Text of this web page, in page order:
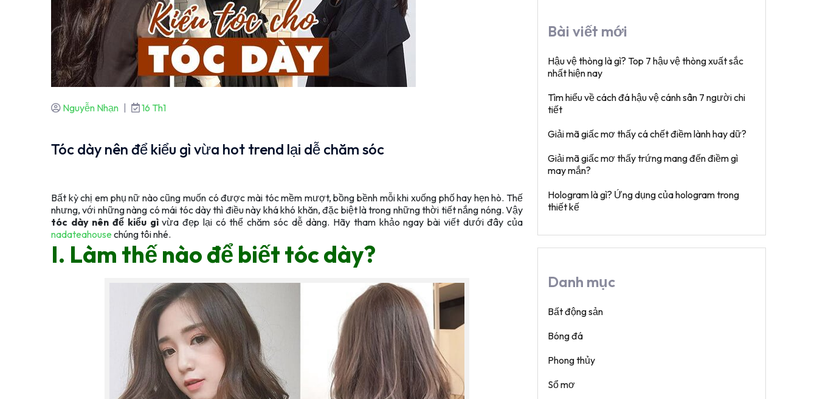
Nguyễn Nhạn 16 Th1
Tóc dày nên để kiểu gì vừa hot trend lại dễ chăm sóc
Bất kỳ chị em phụ nữ nào cũng muốn có được mài tóc mềm mượt, bồng bềnh mỗi khi xuống phố hay hẹn hò. Thế
nhưng, với những nàng có mái tóc dày thì điều này khá khó khăn, đặc biệt là trong những thời tiết nắng nóng. Vậy
tóc dày nên để kiểu gìvừa đẹp lại có thể chăm sóc dễ dàng. Hãy tham khảo ngay bài viết dưới đây của
nadateahouse chúng tôi nhé.
I. Làm thế nào để biết tóc dày?
Bài viết mới
Hậu vệ thòng là gì? Top 7 hậu vệ thòng xuất sắc
nhất hiện nay
Tìm hiểu về cách đá hậu vệ cánh sân 7 người chi
tiết
Giải mã giấc mơ thấy cá chết điềm lành hay dữ?
Giải mã giấc mơ thấy trứng mang đến điềm gì
may mắn?
Hologram là gì? Ứng dụng của hologram trong
thiết kế
Danh mục
Bất động sản
Bóng đá
Phong thủy
Sổ mơ